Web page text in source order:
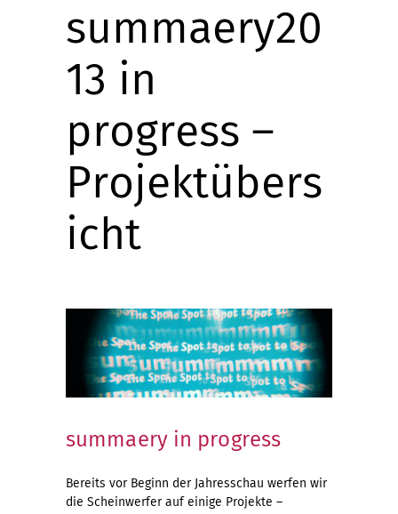
summaery20
13 in
progress –
Projektübers
icht
summaery in progress
Bereits vor Beginn der Jahresschau werfen wir
die Scheinwerfer auf einige Projekte –